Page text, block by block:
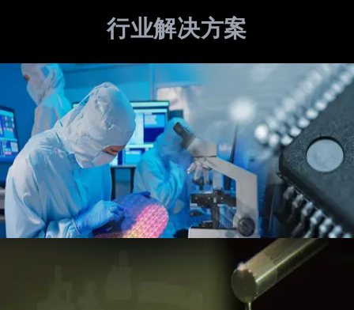
行业解决方案
半导体制造工艺解决方案
细节